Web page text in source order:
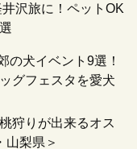
井沢旅に！ペットOK
の犬イベント9選！
グフェスタを愛犬
狩りが出来るオス
山梨県＞